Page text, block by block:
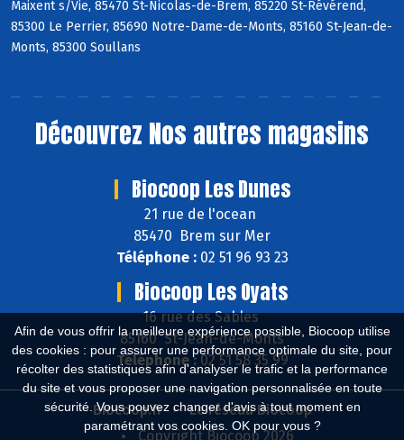
Afin de vous offrir la meilleure expérience possible, Biocoop utilise
des cookies : pour assurer une performance optimale du site, pour
récolter des statistiques afin d'analyser le trafic et la performance
du site et vous proposer une navigation personnalisée en toute
sécurité. Vous pouvez changer d'avis à tout moment en
paramétrant vos cookies. OK pour vous ?
Maixent s/Vie, 85470 St-Nicolas-de-Brem, 85220 St-Révérend,
85300 Le Perrier, 85690 Notre-Dame-de-Monts, 85160 St-Jean-de-
Monts, 85300 Soullans
Découvrez Nos autres magasins
Biocoop Les Dunes
21 rue de l'ocean
85470 Brem sur Mer
Téléphone :02 51 96 93 23
Biocoop Les Oyats
16 rue des Sables
85160 St-Jean-de-Monts
Téléphone :02 51 58 35 99
Biocoop.fr
Le réseau Biocoop
Copyright Biocoop 2026